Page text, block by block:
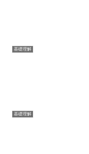
基礎理解
基礎理解